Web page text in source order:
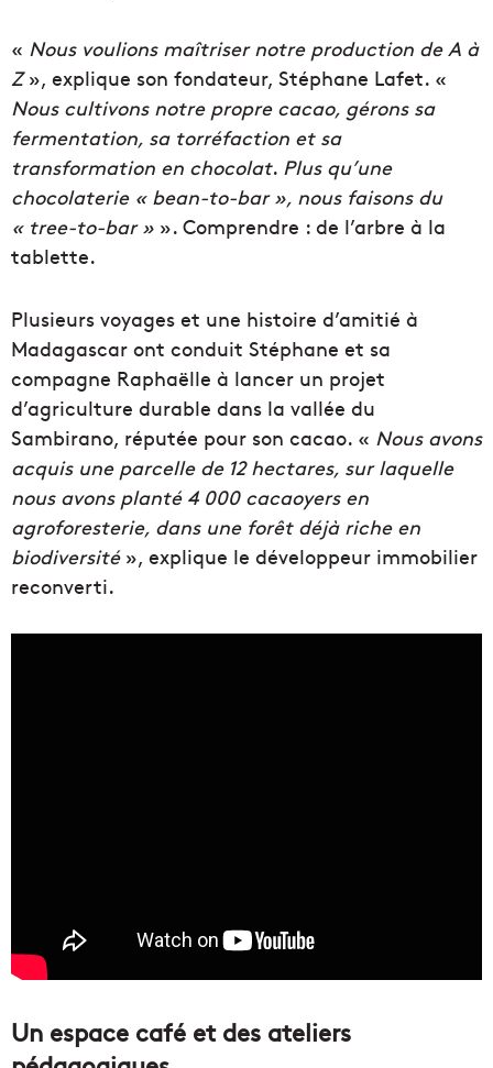
« Nous voulions maîtriser notre production de A à
Z», explique son fondateur, Stéphane Lafet. «
Nous cultivons notre propre cacao, gérons sa
fermentation, sa torréfaction et sa
transformation en chocolat. Plus qu’une
chocolaterie « bean-to-bar », nous faisons du
« tree-to-bar » ». Comprendre : de l’arbre à la
tablette.
Plusieurs voyages et une histoire d’amitié à
Madagascar ont conduit Stéphane et sa
compagne Raphaëlle à lancer un projet
d’agriculture durable dans la vallée du
Sambirano, réputée pour son cacao. « Nous avons
acquis une parcelle de 12 hectares, sur laquelle
nous avons planté 4 000 cacaoyers en
agroforesterie, dans une forêt déjà riche en
biodiversité », explique le développeur immobilier
reconverti.
Un espace café et des ateliers